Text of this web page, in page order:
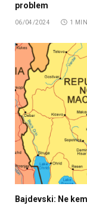
problem
06/04/2024 1
Bajdevski: Ne